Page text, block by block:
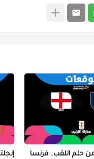
حلم اللقب.. فرنسا